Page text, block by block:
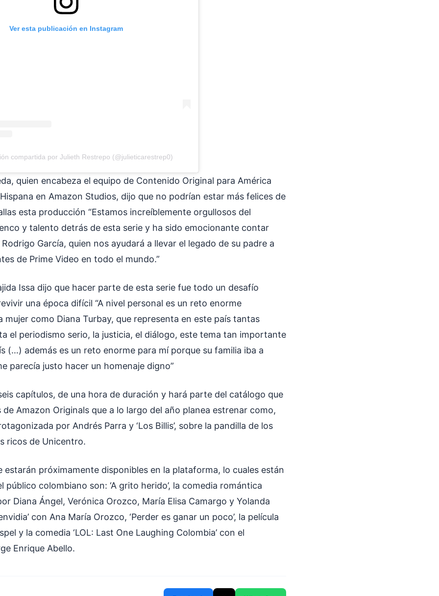
Ver esta publicación en Instagram
compartida por Julieth Restrepo (@julieticarestrep0)
quien encabeza el equipo de Contenido Original para América
en Amazon Studios, dijo que no podrían estar más felices de
esta producción “Estamos increíblemente orgullosos del
y talento detrás de esta serie y ha sido emocionante contar
García, quien nos ayudará a llevar el legado de su padre a
de Prime Video en todo el mundo.”
Issa dijo que hacer parte de esta serie fue todo un desafío
una época difícil “A nivel personal es un reto enorme
mujer como Diana Turbay, que representa en este país tantas
el periodismo serio, la justicia, el diálogo, este tema tan importante
(…) además es un reto enorme para mí porque su familia iba a
parecía justo hacer un homenaje digno”
capítulos, de una hora de duración y hará parte del catálogo que
de Amazon Originals que a lo largo del año planea estrenar como,
por Andrés Parra y ‘Los Billis’, sobre la pandilla de los
ricos de Unicentro.
estarán próximamente disponibles en la plataforma, lo cuales están
público colombiano son: ‘A grito herido’, la comedia romántica
Diana Ángel, Verónica Orozco, María Elisa Camargo y Yolanda
con Ana María Orozco, ‘Perder es ganar un poco’, la película
y la comedia ‘LOL: Last One Laughing Colombia’ con el
Enrique Abello.